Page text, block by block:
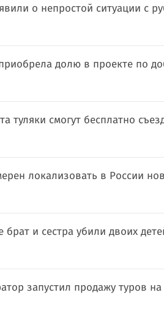
о непростой ситуации с
приобрела долю в проекте по
туляки смогут бесплатно
локализовать в России
брат и сестра убили двоих
запустил продажу туров